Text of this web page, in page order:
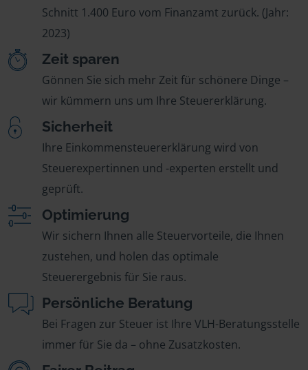
Schnitt 1.400 Euro vom Finanzamt zurück. (Jahr:
2023)
Zeit sparen
Gönnen Sie sich mehr Zeit für schönere Dinge –
wir kümmern uns um Ihre Steuererklärung.
Sicherheit
Ihre Einkommensteuererklärung wird von
Steuerexpertinnen und -experten erstellt und
geprüft.
Optimierung
Wir sichern Ihnen alle Steuervorteile, die Ihnen
zustehen, und holen das optimale
Steuerergebnis für Sie raus.
Persönliche Beratung
Bei Fragen zur Steuer ist Ihre VLH-Beratungsstelle
immer für Sie da – ohne Zusatzkosten.